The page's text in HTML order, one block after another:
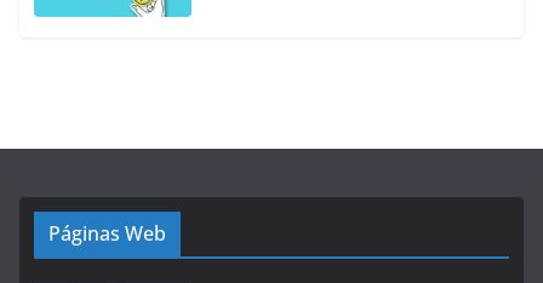
Páginas Web